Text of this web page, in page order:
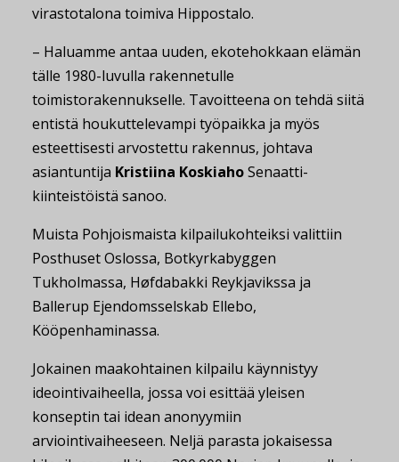
virastotalona toimiva Hippostalo.
– Haluamme antaa uuden, ekotehokkaan elämän
tälle 1980-luvulla rakennetulle
toimistorakennukselle. Tavoitteena on tehdä siitä
entistä houkuttelevampi työpaikka ja myös
esteettisesti arvostettu rakennus, johtava
asiantuntija Kristiina KoskiahoSenaatti-
kiinteistöistä sanoo.
Muista Pohjoismaista kilpailukohteiksi valittiin
Posthuset Oslossa, Botkyrkabyggen
Tukholmassa, Høfdabakki Reykjavikssa ja
Ballerup Ejendomsselskab Ellebo,
Kööpenhaminassa.
Jokainen maakohtainen kilpailu käynnistyy
ideointivaiheella, jossa voi esittää yleisen
konseptin tai idean anonyymiin
arviointivaiheeseen. Neljä parasta jokaisessa